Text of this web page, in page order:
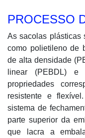
PROCESSO
As sacolas plásticas
como polietileno de
de alta densidade
linear (PEBDL) e
propriedades
resistente e
sistema de
parte superior da
que lacra a